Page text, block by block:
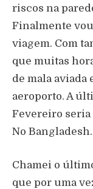
riscos na
Finalmente
viagem. Com
que muitas
de mala aviada
aeroporto. A
Fevereiro seria
No Bangladesh.
Chamei o
que por uma